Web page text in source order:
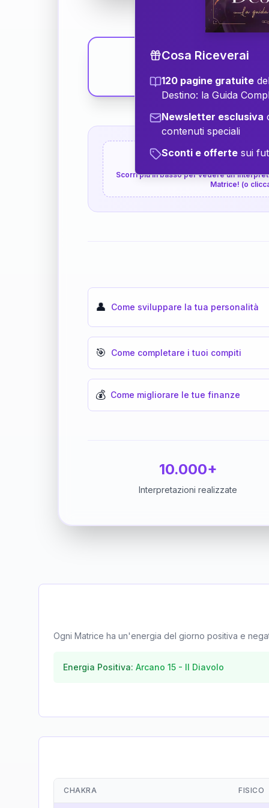
👇 P.S. Interpretazione
Scorri più in basso per vedere
Matrice! (o
👤 Come sviluppare la tua personalità
🎯 Come completare i tuoi compiti
💰 Come migliorare le tue finanze
10.000+
Interpretazioni realizzate
Ogni Matrice ha un'energia del giorno positiva e
Energia Positiva: Arcano 15 - Il Diavolo
CHAKRA FISICO
Cosa Riceverai
120 pagine gratuite
Destino: la Guida
Newsletter esclusiva
contenuti speciali
Sconti e offerte sui